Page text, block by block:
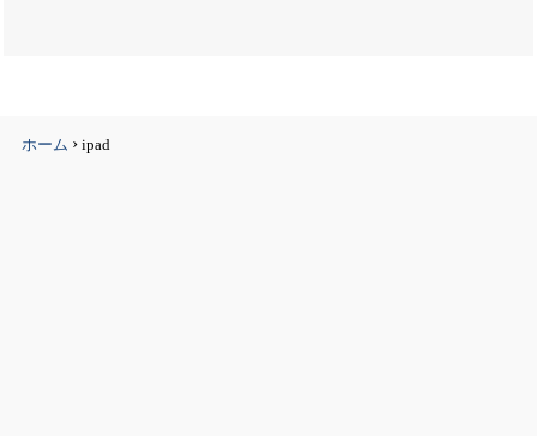
ホーム ›ipad